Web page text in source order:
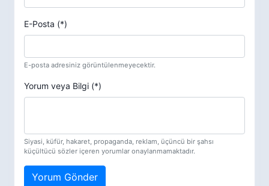
E-Posta (*)
E-posta adresiniz görüntülenmeyecektir.
Yorum veya Bilgi (*)
Siyasi, küfür, hakaret, propaganda, reklam, üçüncü bir şahsı
küçültücü sözler içeren yorumlar onaylanmamaktadır.
Yorum Gönder